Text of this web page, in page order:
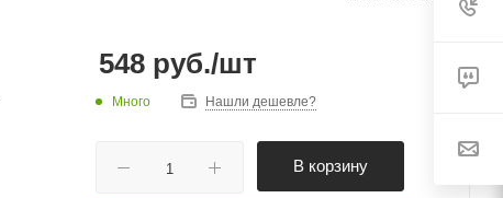
548 руб./шт
Много Нашли дешевле?
В корзину